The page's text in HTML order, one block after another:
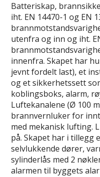
Batteriskap,
iht. EN 14470-1 og EN
utenfra og inn og iht.
innenfra. Skapet har
jevnt fordelt last), et
og et sikkerhetssett
koblingsboks, alarm,
Luftekanalene (Ø 100
brannvernluker for
med mekanisk lufting.
på. Skapet har i
selvlukkende dører,
sylinderlås med 2
alarmen til byggets